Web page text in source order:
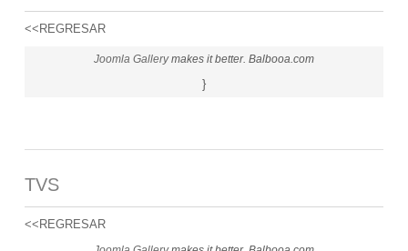
<<REGRESAR
Joomla Gallerymakes it better. Balbooa.com
}
TVS
<<REGRESAR